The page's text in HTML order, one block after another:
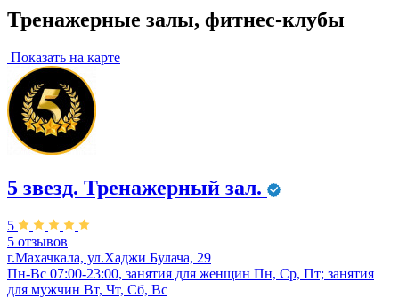
Тренажерные залы, фитнес-клубы
Показать на карте
5 звезд. Тренажерный зал.
5
5 отзывов
г.Махачкала, ул.Хаджи Булача, 29
Пн-Вс 07:00-23:00, занятия для женщин Пн, Ср, Пт; занятия
для мужчин Вт, Чт, Сб, Вс